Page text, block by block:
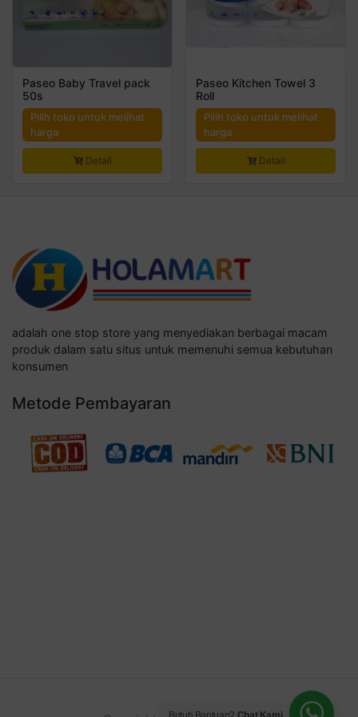
Paseo Baby Travel pack
50s
Pilih toko untuk melihat
harga
Detail
Paseo Kitchen Towel 3
Roll
Pilih toko untuk melihat
harga
Detail
adalah one stop store yang menyediakan berbagai macam
produk dalam satu situs untuk memenuhi semua kebutuhan
konsumen
Metode Pembayaran